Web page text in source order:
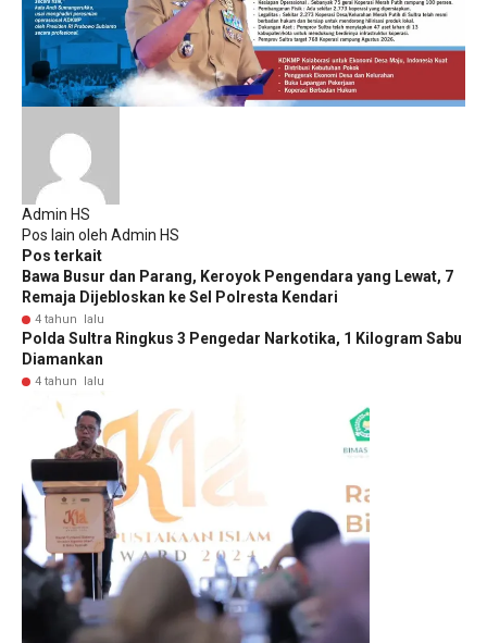
Admin HS
Pos lain oleh Admin HS
Pos terkait
Bawa Busur dan Parang, Keroyok Pengendara yang Lewat, 7
Remaja Dijebloskan ke Sel Polresta Kendari
4 tahun lalu
Polda Sultra Ringkus 3 Pengedar Narkotika, 1 Kilogram Sabu
Diamankan
4 tahun lalu